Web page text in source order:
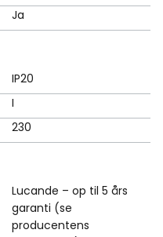
Ja
IP20
I
230
Lucande – op til 5 års
garanti (se
producentens